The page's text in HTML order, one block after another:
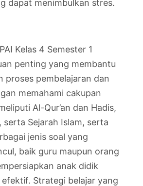
dapat menimbulkan stres.
Kelas 4 Semester 1
penting yang membantu
proses pembelajaran dan
memahami cakupan
Al-Qur’an dan Hadis,
serta Sejarah Islam, serta
jenis soal yang
baik guru maupun orang
anak didik
Strategi belajar yang